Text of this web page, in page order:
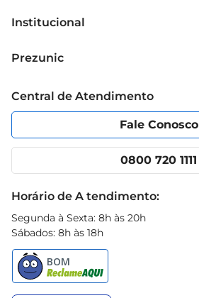
Institucional
Grupo Cencosud
Política de Privacidade
Portal do fornecedor
Cencosud Media
Prezunic
Código de Ética
App Prezunic
Central de Atendimento
Fale Conosco
0800 720 1111
Horário de A tendimento:
Segunda à Sexta: 8h às 20h
Sábados: 8h às 18h